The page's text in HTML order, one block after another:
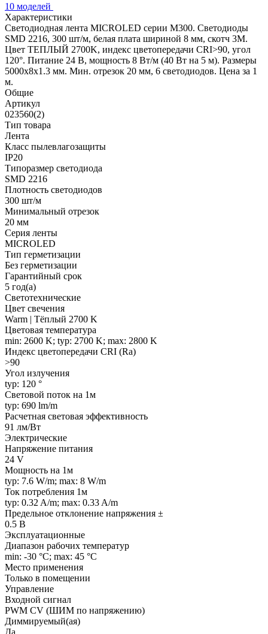
10 моделей
Характеристики
Светодиодная лента MICROLED серии M300. Светодиоды
SMD 2216, 300 шт/м, белая плата шириной 8 мм, скотч 3M.
Цвет ТЕПЛЫЙ 2700K, индекс цветопередачи CRI>90, угол
120°. Питание 24 В, мощность 8 Вт/м (40 Вт на 5 м). Размеры
5000x8x1.3 мм. Мин. отрезок 20 мм, 6 светодиодов. Цена за 1
м.
Общие
Артикул
023560(2)
Тип товара
Лента
Класс пылевлагозащиты
IP20
Типоразмер светодиода
SMD 2216
Плотность светодиодов
300 шт/м
Минимальный отрезок
20 мм
Серия ленты
MICROLED
Тип герметизации
Без герметизации
Гарантийный срок
5 год(а)
Светотехнические
Цвет свечения
Warm | Тёплый 2700 K
Цветовая температура
min: 2600 K; typ: 2700 K; max: 2800 K
Индекс цветопередачи CRI (Ra)
>90
Угол излучения
typ: 120 °
Световой поток на 1м
typ: 690 lm/m
Расчетная световая эффективность
91 лм/Вт
Электрические
Напряжение питания
24 V
Мощность на 1м
typ: 7.6 W/m; max: 8 W/m
Ток потребления 1м
typ: 0.32 A/m; max: 0.33 A/m
Предельное отклонение напряжения ±
0.5 В
Эксплуатационные
Диапазон рабочих температур
min: -30 °C; max: 45 °C
Место применения
Только в помещении
Управление
Входной сигнал
PWM СV (ШИМ по напряжению)
Диммируемый(ая)
Да